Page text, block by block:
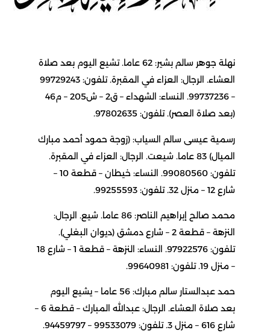
نهلة جوهر سالم بشير: 62 عاما. تشيع اليوم بعد صلاة
العشاء. الرجال: العزاء في المقبرة. تلفون: 99729243
– 99737236. النساء: الشهداء – ق2 – ش205 – م46
(بعد صلاة العصر). تلفون: 97802635.
رسمية عيسى سالم السياب: (زوجة حمود أحمد مبارك
الميال) 83 عاما. شيعت. الرجال: العزاء في المقبرة.
تلفون: 99080560. النساء: خيطان – قطعة 10 –
شارع 12 – منزل 32. تلفون: 99255593.
محمد صالح إبراهيم الناصر: 86 عاما. شيع. الرجال:
النزهة – قطعة 2 – شارع دمشق (ديوان البغلي).
تلفون: 97922576. النساء: النزهة – قطعة 1 – شارع 18
– منزل 19. تلفون: 99640981.
حمد عبدالستار سالم مبارك: 56 عاما – يشيع اليوم
بعد صلاة العشاء. الرجال: عبدالله المبارك – قطعة 6 –
شارع 616 – منزل 3. تلفون: 99533079 – 94459797.